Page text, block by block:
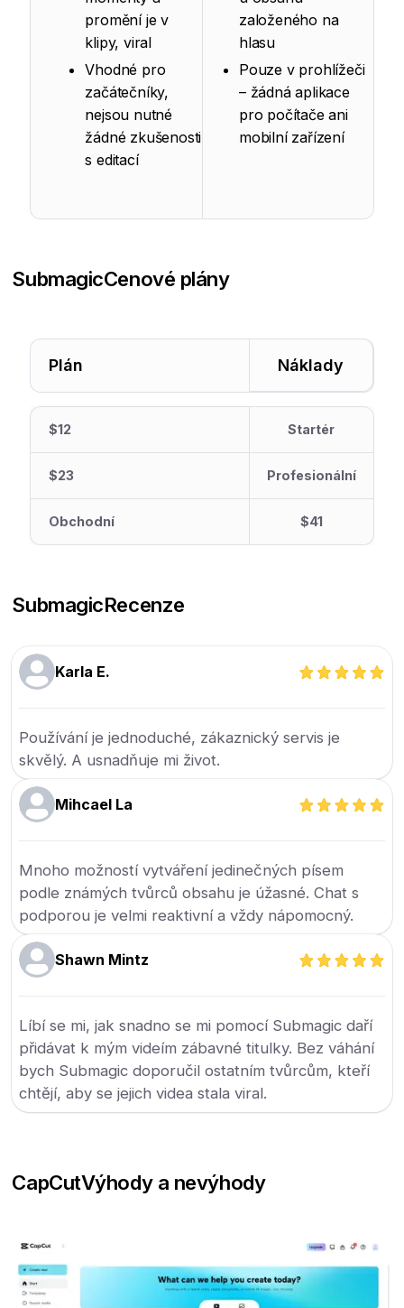
promění je v
klipy, viral
Vhodné pro
začátečníky,
nejsou nutné
žádné zkušenosti
s editací
založeného na
hlasu
Pouze v prohlížeči
– žádná aplikace
pro počítače ani
mobilní zařízení
SubmagicCenové plány
Plán Náklady
$12 Startér
$23 Profesionální
Obchodní $41
SubmagicRecenze
Karla E.
Používání je jednoduché, zákaznický servis je
skvělý. A usnadňuje mi život.
Mihcael La
Mnoho možností vytváření jedinečných písem
podle známých tvůrců obsahu je úžasné. Chat s
podporou je velmi reaktivní a vždy nápomocný.
Shawn Mintz
Líbí se mi, jak snadno se mi pomocí Submagic daří
přidávat k mým videím zábavné titulky. Bez váhání
bych Submagic doporučil ostatním tvůrcům, kteří
chtějí, aby se jejich videa stala viral.
CapCutVýhody a nevýhody